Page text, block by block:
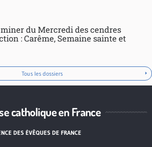
du Mercredi des cendres
: Carême, Semaine sainte et
Tous les dossiers
catholique en France
DES ÉVÊQUES DE FRANCE